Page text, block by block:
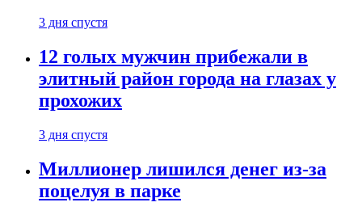
3 дня спустя
12 голых мужчин прибежали в
элитный район города на глазах у
прохожих
3 дня спустя
Миллионер лишился денег из-за
поцелуя в парке